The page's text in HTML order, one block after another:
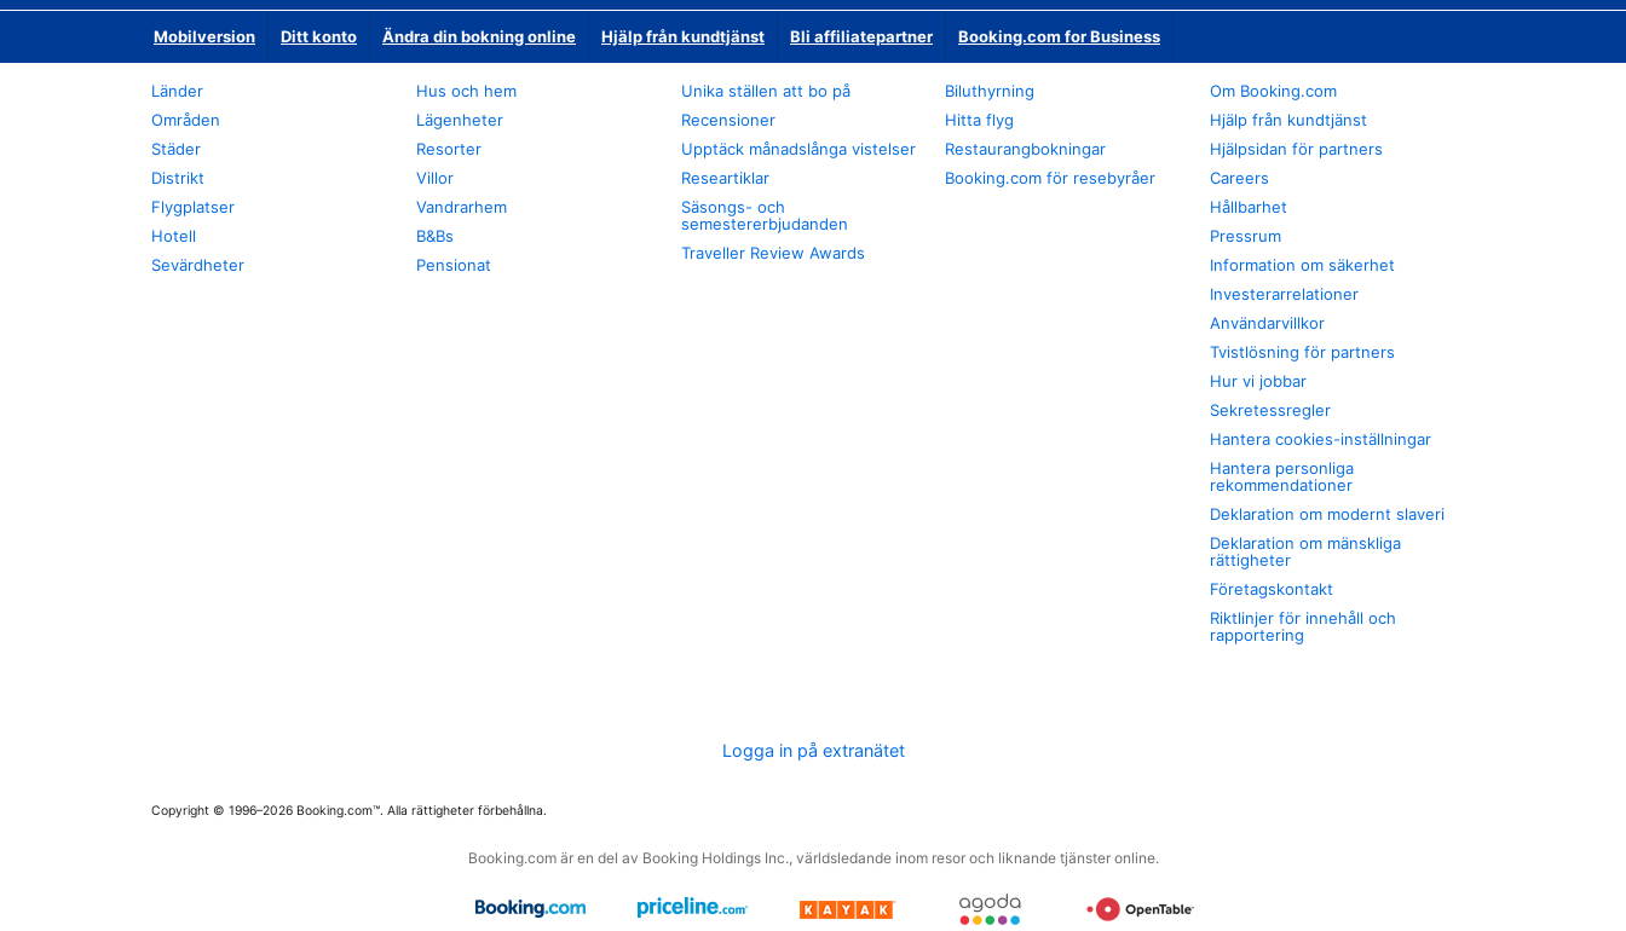
Mobilversion Ditt konto Ändra din bokning online Hjälp från kundtjänst Bli affiliatepartner Booking.com for Business
Länder
Områden
Städer
Distrikt
Flygplatser
Hotell
Sevärdheter
Hus och hem
Lägenheter
Resorter
Villor
Vandrarhem
B&Bs
Pensionat
Unika ställen att bo på
Recensioner
Upptäck månadslånga vistelser
Researtiklar
Säsongs- och
semestererbjudanden
Traveller Review Awards
Biluthyrning
Hitta flyg
Restaurangbokningar
Booking.com för resebyråer
Om Booking.com
Hjälp från kundtjänst
Hjälpsidan för partners
Careers
Hållbarhet
Pressrum
Information om säkerhet
Investerarrelationer
Användarvillkor
Tvistlösning för partners
Hur vi jobbar
Sekretessregler
Hantera cookies-inställningar
Hantera personliga
rekommendationer
Deklaration om modernt slaveri
Deklaration om mänskliga
rättigheter
Företagskontakt
Riktlinjer för innehåll och
rapportering
Logga in på extranätet
Copyright © 1996–2026 Booking.com™. Alla rättigheter förbehållna.
Booking.com är en del av Booking Holdings Inc., världsledande inom resor och liknande tjänster online.